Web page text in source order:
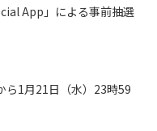
App」による事前抽選
ら1月21日（水）23時59